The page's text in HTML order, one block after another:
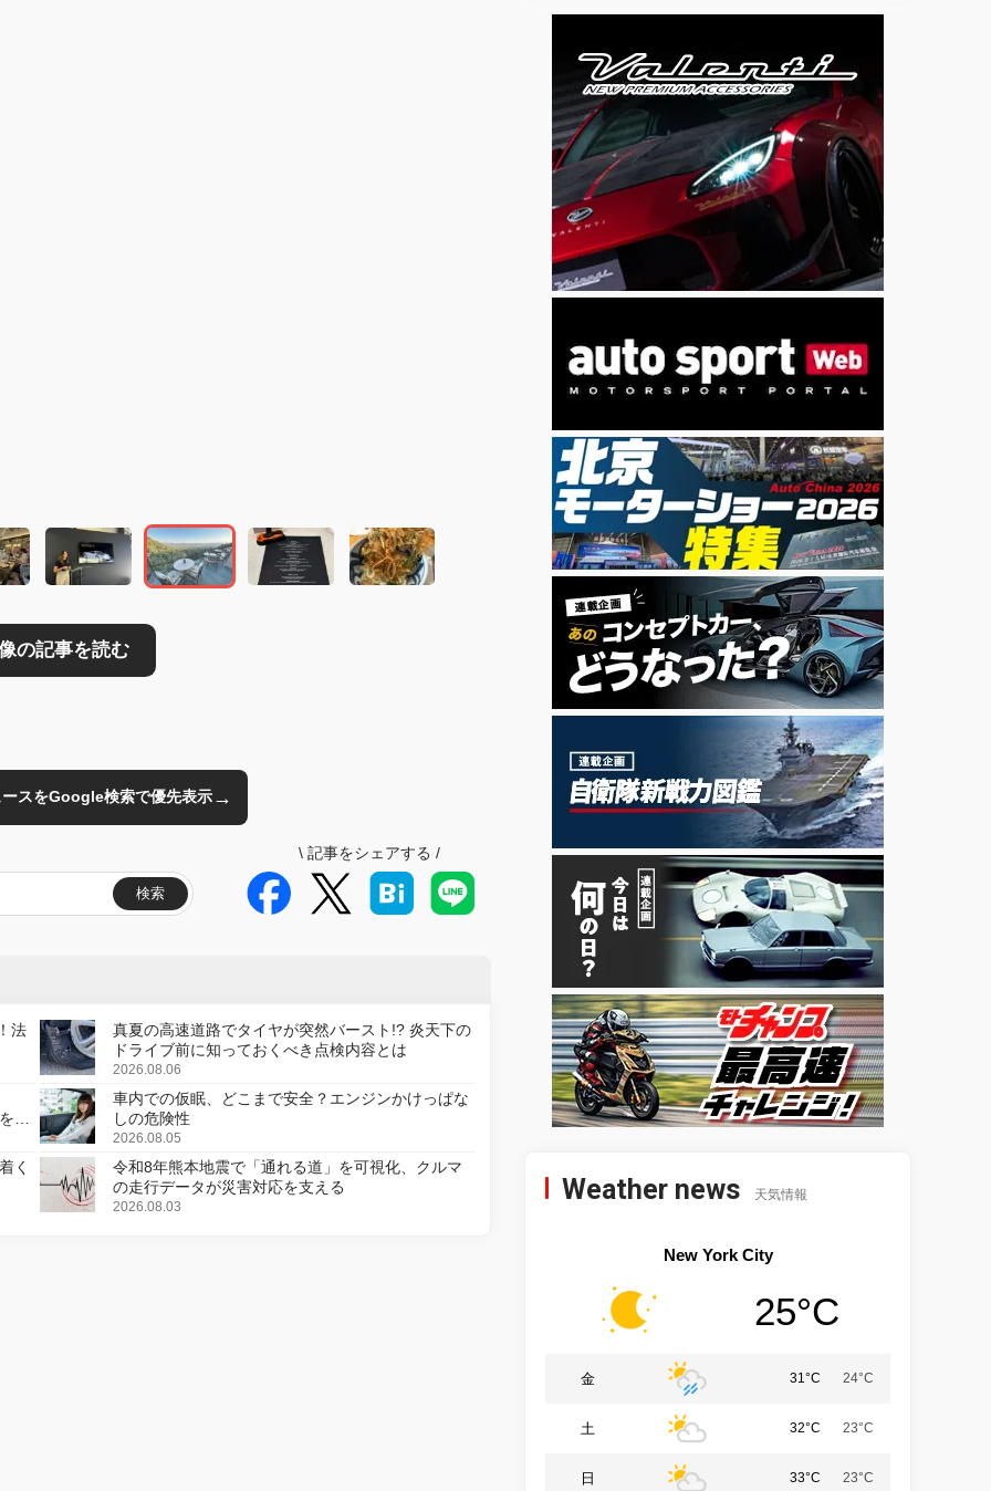
スをGoogle検索で優先表示→
検索
\ 記事をシェアする /
法
真夏の高速道路でタイヤが突然バースト!? 炎天下の
ドライブ前に知っておくべき点検内容とは
2026.08.06
変
車内での仮眠、どこまで安全？エンジンかけっぱな
しの危険性
2026.08.05
く
令和8年熊本地震で「通れる道」を可視化、クルマ
の走行データが災害対応を支える
2026.08.03
Weather news 天気情報
New York City
25°C
金 31°C 24°C
土 32°C 23°C
日 33°C 23°C